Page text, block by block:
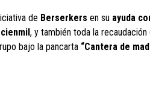
de Berserkers en su ayuda
, y también toda la
bajo la pancarta “Cantera de